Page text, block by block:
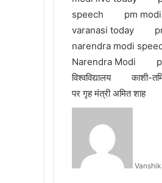
speech
pm
varanasi today
narendra modi
Narendra Modi
विश्वविद्यालय
काशी-
पर गृह मंत्री अमित शाह